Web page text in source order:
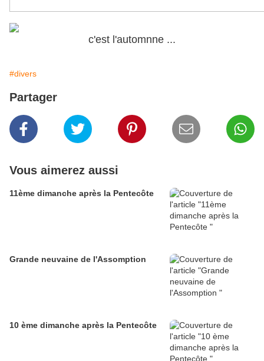
c'est l'automnne ...
#divers
Partager
Vous aimerez aussi
11ème dimanche après la Pentecôte
Grande neuvaine de l'Assomption
10 ème dimanche après la Pentecôte